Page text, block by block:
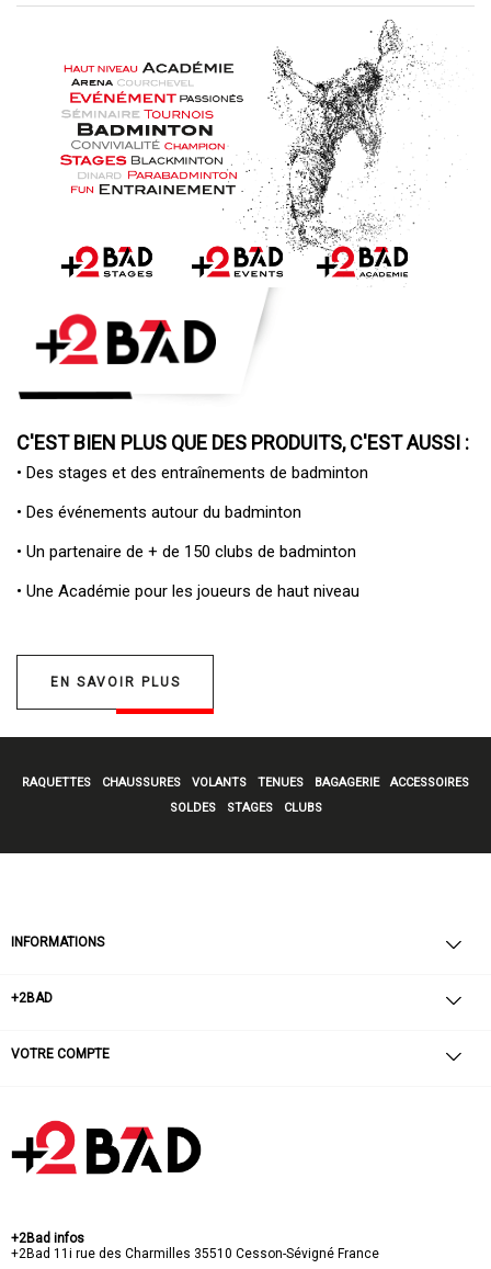
C'EST BIEN PLUS QUE DES PRODUITS, C'EST AUSSI :
• Des stages et des entraînements de badminton
• Des événements autour du badminton
• Un partenaire de + de 150 clubs de badminton
• Une Académie pour les joueurs de haut niveau
EN SAVOIR PLUS
RAQUETTES CHAUSSURES VOLANTS TENUES BAGAGERIE
ACCESSOIRES
SOLDES
STAGES CLUBS
INFORMATIONS
+2BAD
VOTRE COMPTE
+2Bad infos
+2Bad 11i rue des Charmilles 35510 Cesson-Sévigné France